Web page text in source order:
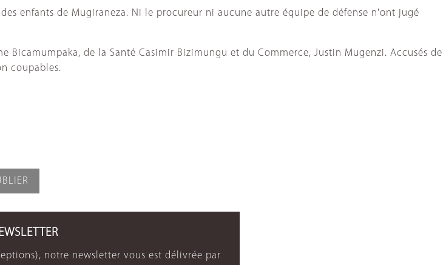
enfants de Mugiraneza. Ni le procureur ni aucune autre équipe de défense n'ont jugé
Bicamumpaka, de la Santé Casimir Bizimungu et du Commerce, Justin Mugenzi. Accusés de
coupables.
notre newsletter vous est délivrée par